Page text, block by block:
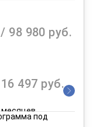
/ 98 980 руб.
497 руб.
месяцев
под